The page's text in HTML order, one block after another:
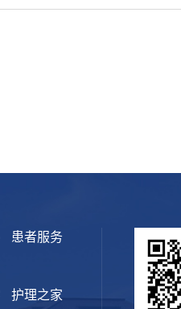
患者服务
护理之家